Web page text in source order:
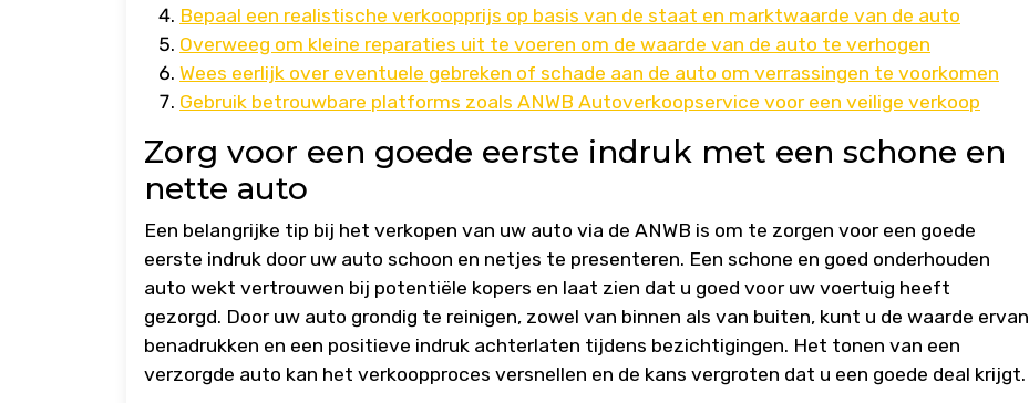
Bepaal een realistische verkoopprijs op basis van de staat en marktwaarde van de auto
Overweeg om kleine reparaties uit te voeren om de waarde van de auto te verhogen
Wees eerlijk over eventuele gebreken of schade aan de auto om verrassingen te voorkomen
Gebruik betrouwbare platforms zoals ANWB Autoverkoopservice voor een veilige verkoop
Zorg voor een goede eerste indruk met een schone en
nette auto
Een belangrijke tip bij het verkopen van uw auto via de ANWB is om te zorgen voor een goede
eerste indruk door uw auto schoon en netjes te presenteren. Een schone en goed onderhouden
auto wekt vertrouwen bij potentiële kopers en laat zien dat u goed voor uw voertuig heeft
gezorgd. Door uw auto grondig te reinigen, zowel van binnen als van buiten, kunt u de waarde ervan
benadrukken en een positieve indruk achterlaten tijdens bezichtigingen. Het tonen van een
verzorgde auto kan het verkoopproces versnellen en de kans vergroten dat u een goede deal krijgt.